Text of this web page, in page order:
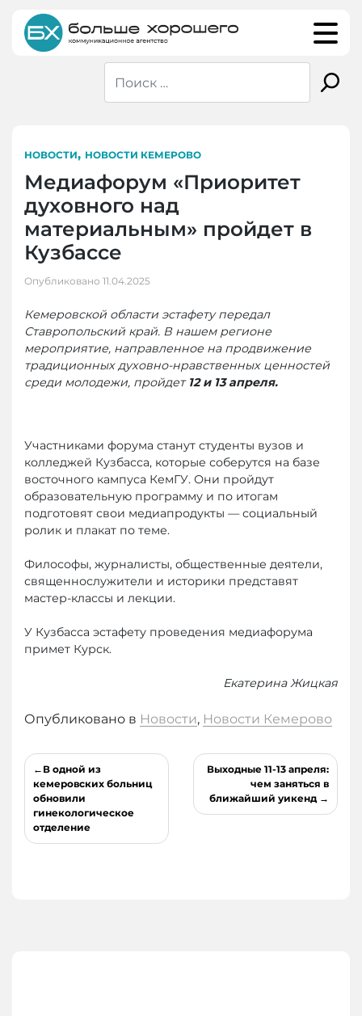
content
НОВОСТИ, НОВОСТИ КЕМЕРОВО
Медиафорум «Приоритет
духовного над
материальным» пройдет в
Кузбассе
Опубликовано 11.04.2025
Кемеровской области эстафету передал
Ставропольский край. В нашем регионе
мероприятие, направленное на продвижение
традиционных духовно-нравственных ценностей
среди молодежи, пройдет 12 и 13 апреля.
Участниками форума станут студенты вузов и
колледжей Кузбасса, которые соберутся на базе
восточного кампуса КемГУ. Они пройдут
образовательную программу и по итогам
подготовят свои медиапродукты — социальный
ролик и плакат по теме.
Философы, журналисты, общественные деятели,
священнослужители и историки представят
мастер-классы и лекции.
У Кузбасса эстафету проведения медиафорума
примет Курск.
Екатерина Жицкая
Опубликовано в Новости, Новости Кемерово
Навигация
по
записям
В одной из
кемеровских больниц
обновили
гинекологическое
отделение
Выходные 11-13 апреля:
чем заняться в
ближайший уикенд